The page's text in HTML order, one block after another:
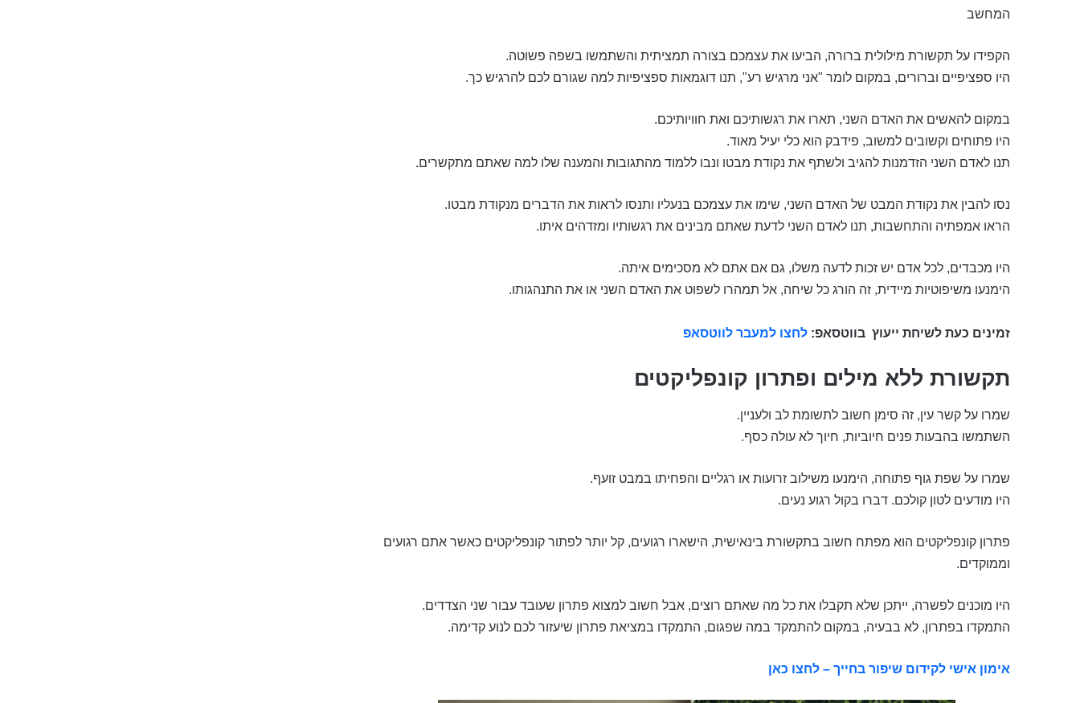
המחשב
הקפידו על תקשורת מילולית ברורה, הביעו את עצמכם בצורה תמציתית והשתמשו בשפה פשוטה.
היו ספציפיים וברורים, במקום לומר "אני מרגיש רע", תנו דוגמאות ספציפיות למה שגורם לכם להרגיש כך.
במקום להאשים את האדם השני, תארו את רגשותיכם ואת חוויותיכם.
היו פתוחים וקשובים למשוב, פידבק הוא כלי יעיל מאוד.
תנו לאדם השני הזדמנות להגיב ולשתף את נקודת מבטו ונבו ללמוד מהתגובות והמענה שלו למה שאתם מתקשרים.
נסו להבין את נקודת המבט של האדם השני, שימו את עצמכם בנעליו ותנסו לראות את הדברים מנקודת מבטו.
הראו אמפתיה והתחשבות, תנו לאדם השני לדעת שאתם מבינים את רגשותיו ומזדהים איתו.
היו מכבדים, לכל אדם יש זכות לדעה משלו, גם אם אתם לא מסכימים איתה.
הימנעו משיפוטיות מיידית, זה הורג כל שיחה, אל תמהרו לשפוט את האדם השני או את התנהגותו.
זמינים כעת לשיחת ייעוץ בווטסאפ: לחצו למעבר לווטסאפ
תקשורת ללא מילים ופתרון קונפליקטים
שמרו על קשר עין, זה סימן חשוב לתשומת לב ולעניין.
השתמשו בהבעות פנים חיוביות, חיוך לא עולה כסף.
שמרו על שפת גוף פתוחה, הימנעו משילוב זרועות או רגליים והפחיתו במבט זועף.
היו מודעים לטון קולכם. דברו בקול רגוע נעים.
פתרון קונפליקטים הוא מפתח חשוב בתקשורת בינאישית, הישארו רגועים, קל יותר לפתור קונפליקטים כאשר אתם רגועים
וממוקדים.
היו מוכנים לפשרה, ייתכן שלא תקבלו את כל מה שאתם רוצים, אבל חשוב למצוא פתרון שעובד עבור שני הצדדים.
התמקדו בפתרון, לא בבעיה, במקום להתמקד במה שפגום, התמקדו במציאת פתרון שיעזור לכם לנוע קדימה.
אימון אישי לקידום שיפור בחייך – לחצו כאן